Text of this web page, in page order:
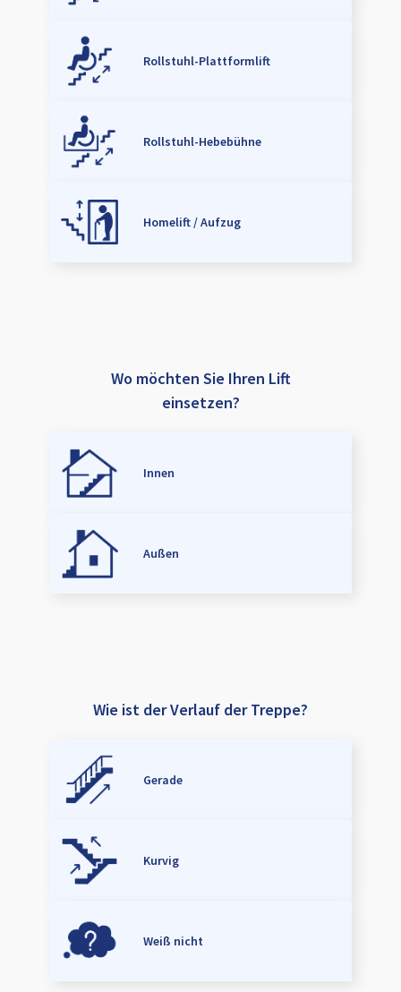
Rollstuhl-Plattformlift
Rollstuhl-Hebebühne
Homelift / Aufzug
Wo möchten Sie Ihren Lift
einsetzen?
Innen
Außen
Wie ist der Verlauf der Treppe?
Gerade
Kurvig
Weiß nicht